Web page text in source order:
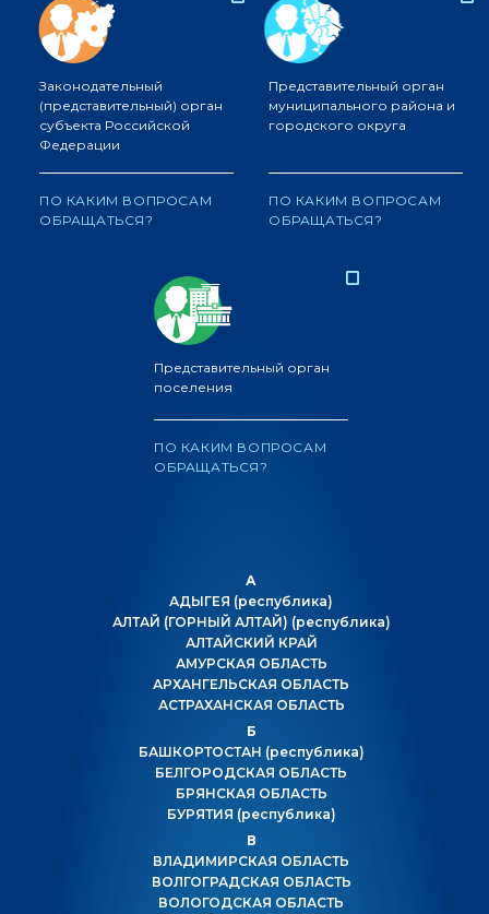
Законодательный
(представительный) орган
субъекта Российской
Федерации
ПО КАКИМ ВОПРОСАМ
ОБРАЩАТЬСЯ?
Представительный орган
муниципального района и
городского округа
ПО КАКИМ ВОПРОСАМ
ОБРАЩАТЬСЯ?
Представительный орган
поселения
ПО КАКИМ ВОПРОСАМ
ОБРАЩАТЬСЯ?
А
АДЫГЕЯ (республика)
АЛТАЙ (ГОРНЫЙ АЛТАЙ) (республика)
АЛТАЙСКИЙ КРАЙ
АМУРСКАЯ ОБЛАСТЬ
АРХАНГЕЛЬСКАЯ ОБЛАСТЬ
АСТРАХАНСКАЯ ОБЛАСТЬ
Б
БАШКОРТОСТАН (республика)
БЕЛГОРОДСКАЯ ОБЛАСТЬ
БРЯНСКАЯ ОБЛАСТЬ
БУРЯТИЯ (республика)
В
ВЛАДИМИРСКАЯ ОБЛАСТЬ
ВОЛГОГРАДСКАЯ ОБЛАСТЬ
ВОЛОГОДСКАЯ ОБЛАСТЬ